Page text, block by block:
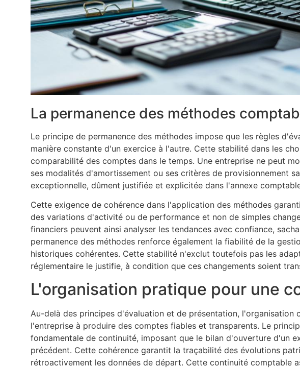
La permanence des méthodes
Le principe de permanence des méthodes impose que les règles
manière constante d'un exercice à l'autre. Cette stabilité dans les
comparabilité des comptes dans le temps. Une entreprise ne peut
ses modalités d'amortissement ou ses critères de provisionnement
exceptionnelle, dûment justifiée et explicitée dans l'annexe
Cette exigence de cohérence dans l'application des méthodes
des variations d'activité ou de performance et non de simples
financiers peuvent ainsi analyser les tendances avec confiance,
permanence des méthodes renforce également la fiabilité de la
historiques cohérentes. Cette stabilité n'exclut toutefois pas les
réglementaire le justifie, à condition que ces changements soient
L'organisation pratique pour une
Au-delà des principes d'évaluation et de présentation,
l'entreprise à produire des comptes fiables et transparents. Le
fondamentale de continuité, imposant que le bilan d'ouverture d'un
précédent. Cette cohérence garantit la traçabilité des évolutions
rétroactivement les données de départ. Cette continuité comptable